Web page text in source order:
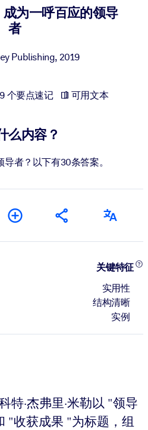
您的人工智能系统提供动力，以改善输
为一呼百应的领导
者
Publishing, 2019
9 个要点速记 可用文本
么内容？
者？以下有30条答案。
关键特征
实用性
结构清晰
实例
特·杰弗里·米勒以 "领导
"收获成果 "为标题，组